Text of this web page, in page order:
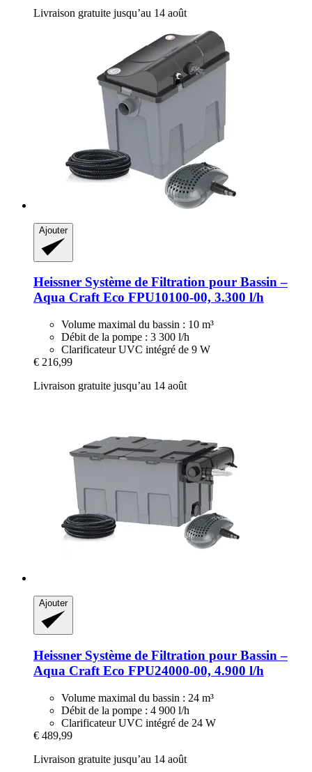
Livraison gratuite jusqu’au 14 août
Ajouter
Heissner Système de Filtration pour Bassin –
Aqua Craft Eco FPU10100-​00, 3.300 l/h
Volume maximal du bassin : 10 m³
Débit de la pompe : 3 300 l/h
Clarificateur UVC intégré de 9 W
€ 216,99
Livraison gratuite jusqu’au 14 août
Ajouter
Heissner Système de Filtration pour Bassin –
Aqua Craft Eco FPU24000-​00, 4.900 l/h
Volume maximal du bassin : 24 m³
Débit de la pompe : 4 900 l/h
Clarificateur UVC intégré de 24 W
€ 489,99
Livraison gratuite jusqu’au 14 août